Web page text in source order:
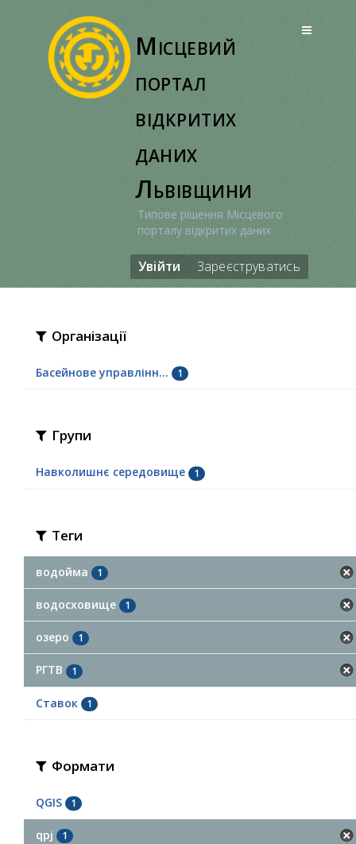
Місцевий
портал
відкритих
даних
Львівщини
Типове рішення Місцевого
порталу відкритих даних
Увійти Зареєструватись
Організації
Басейнове управлінн... 1
Групи
Навколишнє середовище 1
Теги
водойма 1
водосховище 1
озеро 1
РГТВ 1
Ставок 1
Формати
QGIS 1
qpj 1